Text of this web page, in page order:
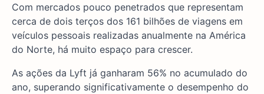
Com mercados pouco penetrados que representam
cerca de dois terços dos 161 bilhões de viagens em
veículos pessoais realizadas anualmente na América
do Norte, há muito espaço para crescer.
As ações da Lyft já ganharam 56% no acumulado do
ano, superando significativamente o desempenho do